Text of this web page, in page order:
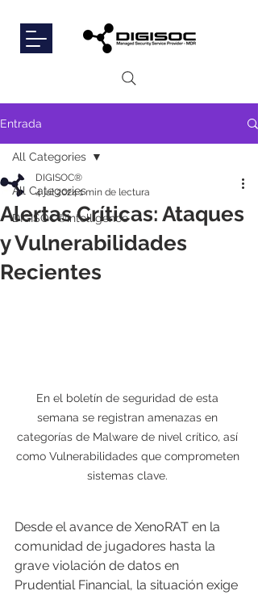
Entrada
All Categories
DIGISOC®Intelligence
All Categories
Alertas Críticas: Ataques
y Vulnerabilidades
Recientes
DIGISOC®
4 jul 20241 min de lectura
En el boletín de seguridad de esta
semana se registran amenazas en
categorías de Malware de nivel crítico, así
como Vulnerabilidades que comprometen
sistemas clave.
Desde el avance de XenoRAT en la
comunidad de jugadores hasta la
grave violación de datos en
Prudential Financial, la situación exige